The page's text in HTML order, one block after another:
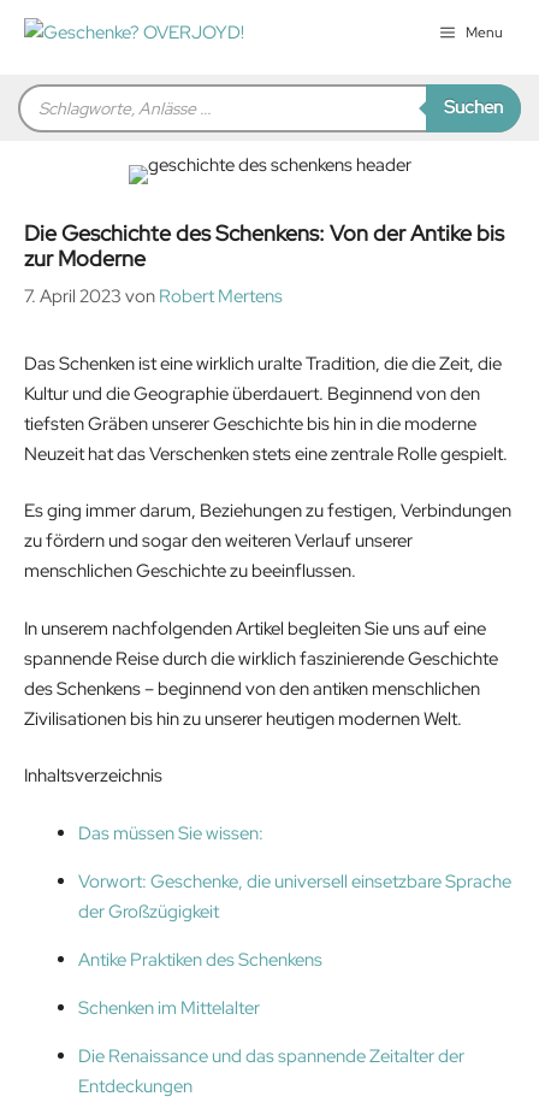
Zum
Inhalt
Menu
Products
search Suchen
Die Geschichte des Schenkens: Von der Antike bis
zur Moderne
7. April 2023 von Robert Mertens
Das Schenken ist eine wirklich uralte Tradition, die die Zeit, die
Kultur und die Geographie überdauert. Beginnend von den
tiefsten Gräben unserer Geschichte bis hin in die moderne
Neuzeit hat das Verschenken stets eine zentrale Rolle gespielt.
Es ging immer darum, Beziehungen zu festigen, Verbindungen
zu fördern und sogar den weiteren Verlauf unserer
menschlichen Geschichte zu beeinflussen.
In unserem nachfolgenden Artikel begleiten Sie uns auf eine
spannende Reise durch die wirklich faszinierende Geschichte
des Schenkens – beginnend von den antiken menschlichen
Zivilisationen bis hin zu unserer heutigen modernen Welt.
Inhaltsverzeichnis
Das müssen Sie wissen:
Vorwort: Geschenke, die universell einsetzbare Sprache
der Großzügigkeit
Antike Praktiken des Schenkens
Schenken im Mittelalter
Die Renaissance und das spannende Zeitalter der
Entdeckungen